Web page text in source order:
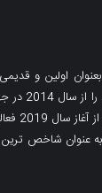
اولین و
فارسی
در
عنوان شاخص